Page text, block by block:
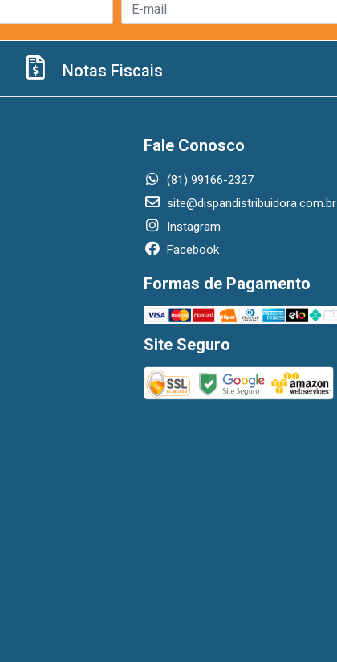
Notas Fiscais
Fale Conosco
(81) 99166-2327
site@dispandistribuidora.com.br
Instagram
Facebook
Formas de Pagamento
Site Seguro